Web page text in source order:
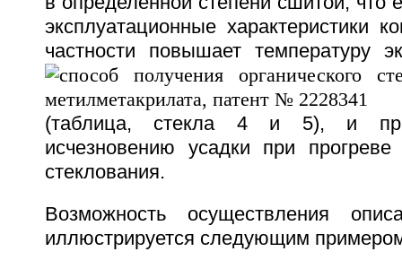
эксплуатационные характеристики
частности повышает температуру
(таблица, стекла 4 и 5), и
исчезновению усадки при
стеклования.
Возможность осуществления
иллюстрируется следующим